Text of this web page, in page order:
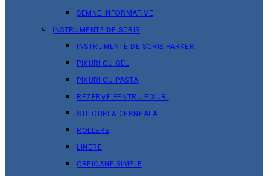
SEMNE INFORMATIVE
INSTRUMENTE DE SCRIS
INSTRUMENTE DE SCRIS PARKER
PIXURI CU GEL
PIXURI CU PASTA
REZERVE PENTRU PIXURI
STILOURI & СERNEALA
ROLLERE
LINERE
CREIOANE SIMPLE